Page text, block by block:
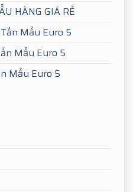
HÀNG GIÁ RẺ
Mẩu Euro 5
Mẩu Euro 5
Mẩu Euro 5